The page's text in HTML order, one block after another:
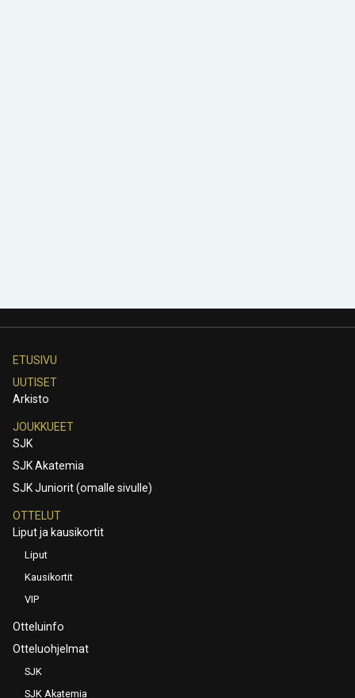
ETUSIVU
UUTISET
Arkisto
JOUKKUEET
SJK
SJK Akatemia
SJK Juniorit (omalle sivulle)
OTTELUT
Liput ja kausikortit
Liput
Kausikortit
VIP
Otteluinfo
Otteluohjelmat
SJK
SJK Akatemia